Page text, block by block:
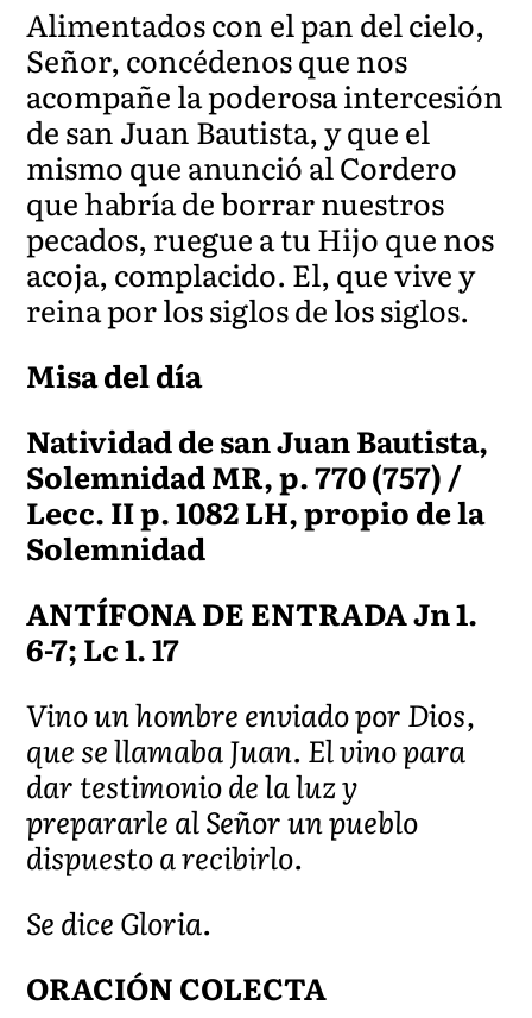
Alimentados con el pan del cielo,
Señor, concédenos que nos
acompañe la poderosa intercesión
de san Juan Bautista, y que el
mismo que anunció al Cordero
que habría de borrar nuestros
pecados, ruegue a tu Hijo que nos
acoja, complacido. El, que vive y
reina por los siglos de los siglos.
Misa del día
Natividad de san Juan Bautista,
Solemnidad MR, p. 770 (757) /
Lecc. II p. 1082 LH, propio de la
Solemnidad
ANTÍFONA DE ENTRADA Jn 1.
6-7; Lc 1. 17
Vino un hombre enviado por Dios,
que se llamaba Juan. El vino para
dar testimonio de la luz y
prepararle al Señor un pueblo
dispuesto a recibirlo.
Se dice Gloria.
ORACIÓN COLECTA